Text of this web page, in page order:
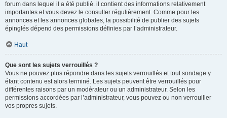
forum dans lequel il a été publié. il contient des informations relativement
importantes et vous devez le consulter régulièrement. Comme pour les
annonces et les annonces globales, la possibilité de publier des sujets
épinglés dépend des permissions définies par l’administrateur.
Haut
Que sont les sujets verrouillés ?
Vous ne pouvez plus répondre dans les sujets verrouillés et tout sondage y
étant contenu est alors terminé. Les sujets peuvent être verrouillés pour
différentes raisons par un modérateur ou un administrateur. Selon les
permissions accordées par l’administrateur, vous pouvez ou non verrouiller
vos propres sujets.